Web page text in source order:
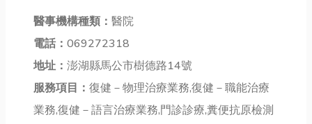
醫事機構種類： 醫院
電話： 069272318
地址： 澎湖縣馬公市樹德路14號
服務項目： 復健－物理治療業務,復健－職能治療
業務,復健－語言治療業務,門診診療,糞便抗原檢測